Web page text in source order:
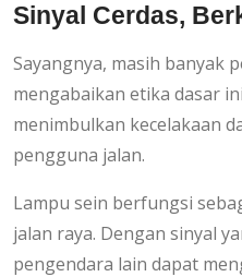
Sinyal Cerdas,
Sayangnya, masih banyak
mengabaikan etika dasar
menimbulkan kecelakaan
pengguna jalan.
Lampu sein berfungsi
jalan raya. Dengan sinyal
pengendara lain dapat